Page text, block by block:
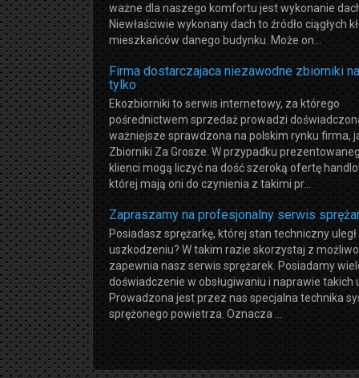
ważne dla naszego komfortu jest wykonanie
Niewłaściwie wykonany dach to źródło ciągłych
mieszkańców danego budynku. Może on...
Firma dostarczajaca niezawodne zbiorniki
tylko
Ekozbiorniki to serwis internetowy, za którego
pośrednictwem sprzedaż prowadzi
ważniejsze sprawdzona na polskim rynku firma,
Zbiorniki Za Grosze. W przypadku
klienci mogą liczyć na dość szeroką ofertę
której mają oni do czynienia z takimi pr...
Zapraszamy na profesjonalny serwis
Posiadasz sprężarkę, której stan techniczny uległ
uszkodzeniu? W takim razie skorzystaj z
zapewnia nasz serwis sprężarek. Posiadamy
doświadczenie w obsługiwaniu i naprawie takich
Prowadzona jest przez nas specjalna technika
sprężonego powietrza. Oznacza ...